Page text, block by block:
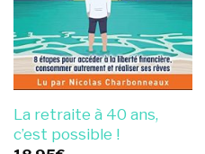
La retraite à 40 ans,
c’est possible !